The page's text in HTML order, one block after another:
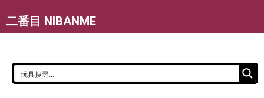
二番目 NIBANME